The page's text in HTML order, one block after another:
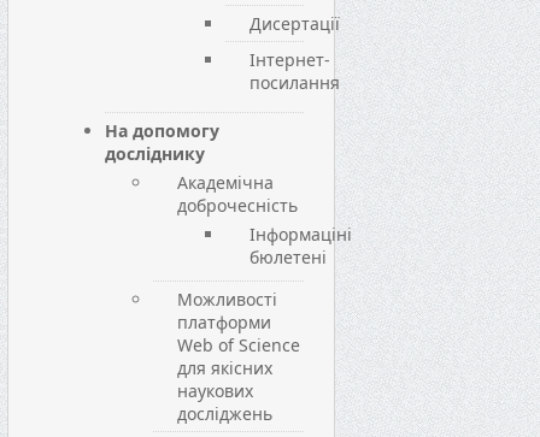
Дисертації
Інтернет-
посилання
На допомогу
досліднику
Академічна
доброчесність
Інформаціні
бюлетені
Можливості
платформи
Web of Science
для якісних
наукових
досліджень